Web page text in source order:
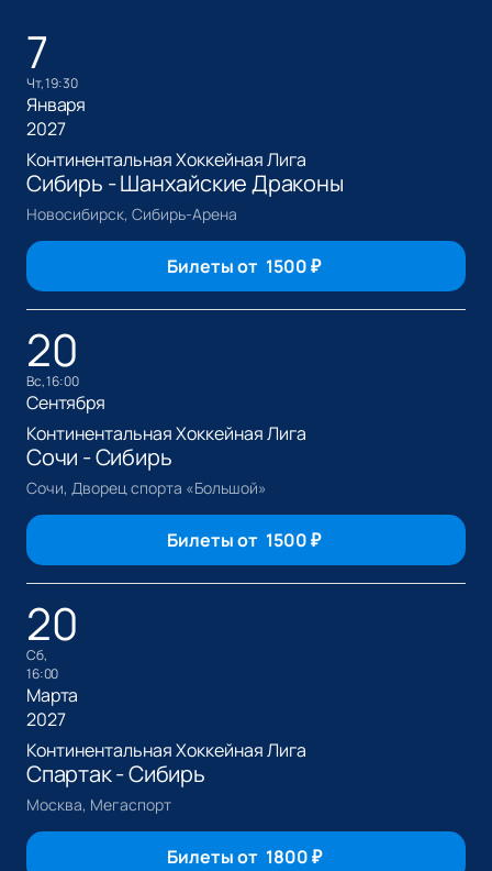
7
чт, 19:30
Января
2027
Континентальная Хоккейная Лига
Сибирь - Шанхайские Драконы
Новосибирск, Сибирь-Арена
Билеты от 1500₽
20
вс, 16:00
Сентября
Континентальная Хоккейная Лига
Сочи - Сибирь
Сочи, Дворец спорта «Большой»
Билеты от 1500₽
20
сб,
16:00
Марта
2027
Континентальная Хоккейная Лига
Спартак - Сибирь
Москва, Мегаспорт
Билеты от 1800₽